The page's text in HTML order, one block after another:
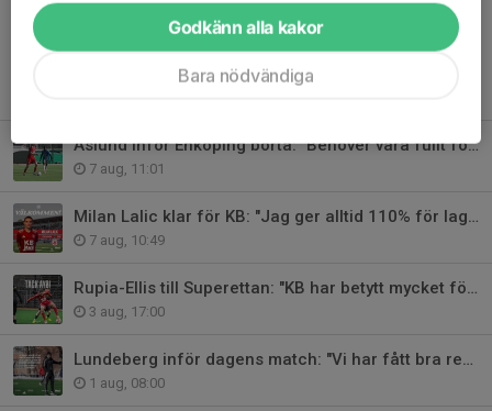
Åslund inför Enköping borta: "Behöver vara fullt fokuserade"
7 aug, 11:01
Milan Lalic klar för KB: "Jag ger alltid 110% för laget"
7 aug, 10:49
Rupia-Ellis till Superettan: "KB har betytt mycket för mig"
3 aug, 17:00
Lundeberg inför dagens match: "Vi har fått bra respons"
1 aug, 08:00
Godkänn alla kakor
Bara nödvändiga